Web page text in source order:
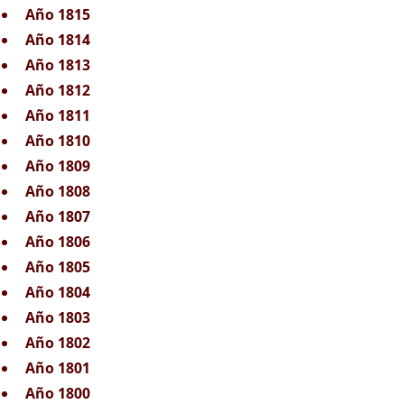
Año 1815
Año 1814
Año 1813
Año 1812
Año 1811
Año 1810
Año 1809
Año 1808
Año 1807
Año 1806
Año 1805
Año 1804
Año 1803
Año 1802
Año 1801
Año 1800